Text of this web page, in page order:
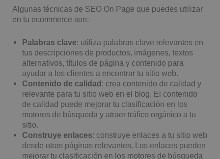
Algunas técnicas de SEO On Page que puedes utilizar
en tu ecommerce son:
Palabras clave: utiliza palabras clave relevantes en
tus descripciones de productos, imágenes, textos
alternativos, títulos de página y contenido para
ayudar a los clientes a encontrar tu sitio web.
Contenido de calidad : crea contenido de calidad y
relevante para tu sitio web en el blog. El contenido
de calidad puede mejorar tu clasificación en los
motores de búsqueda y atraer tráfico orgánico a tu
sitio.
Construye enlaces: construye enlaces a tu sitio web
desde otras páginas relevantes. Los enlaces pueden
mejorar tu clasificación en los motores de búsqueda